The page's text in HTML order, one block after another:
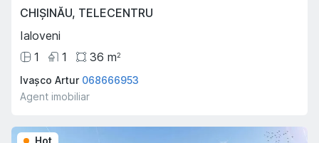
CHIȘINĂU, TELECENTRU
Ialoveni
1
1 36 m2
Ivașco Artur 068666953
Agent imobiliar